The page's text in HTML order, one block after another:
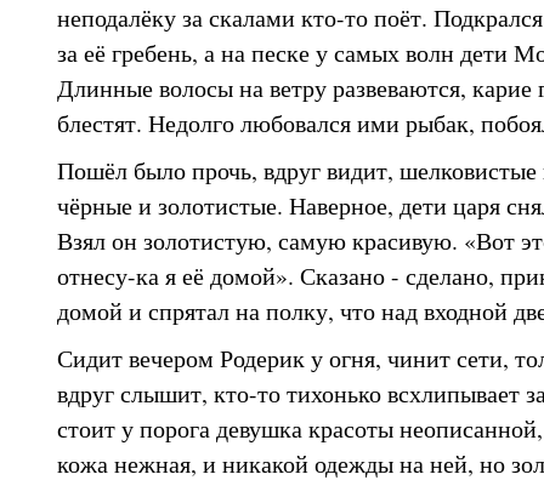
неподалёку за скалами кто-то поёт.
за её гребень, а на песке у самых волн дети
Длинные волосы на ветру развеваются, карие
блестят. Недолго любовался ими рыбак,
Пошёл было прочь, вдруг видит,
чёрные и золотистые. Наверное, дети царя
Взял он золотистую, самую красивую. «Вот
отнесу-ка я её домой». Сказано - сделано,
домой и спрятал на полку, что над входной
Сидит вечером Родерик у огня, чинит сети,
вдруг слышит, кто-то тихонько всхлипывает
стоит у порога девушка красоты
кожа нежная, и никакой одежды на ней, но